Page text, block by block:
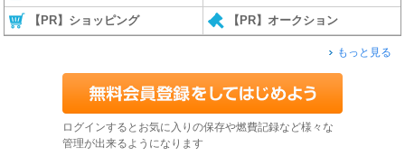
【PR】ショッピング 【PR】オークション
もっと見る
ログインするとお気に入りの保存や燃費記録など様々な
管理が出来るようになります